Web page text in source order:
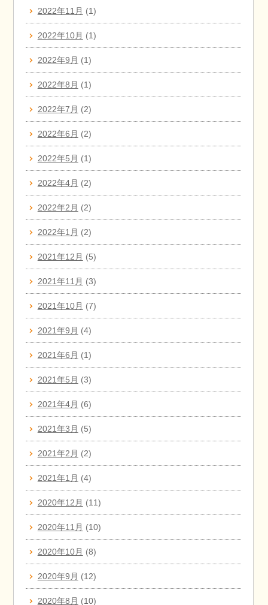
2022年11月 (1)
2022年10月 (1)
2022年9月 (1)
2022年8月 (1)
2022年7月 (2)
2022年6月 (2)
2022年5月 (1)
2022年4月 (2)
2022年2月 (2)
2022年1月 (2)
2021年12月 (5)
2021年11月 (3)
2021年10月 (7)
2021年9月 (4)
2021年6月 (1)
2021年5月 (3)
2021年4月 (6)
2021年3月 (5)
2021年2月 (2)
2021年1月 (4)
2020年12月 (11)
2020年11月 (10)
2020年10月 (8)
2020年9月 (12)
2020年8月 (10)